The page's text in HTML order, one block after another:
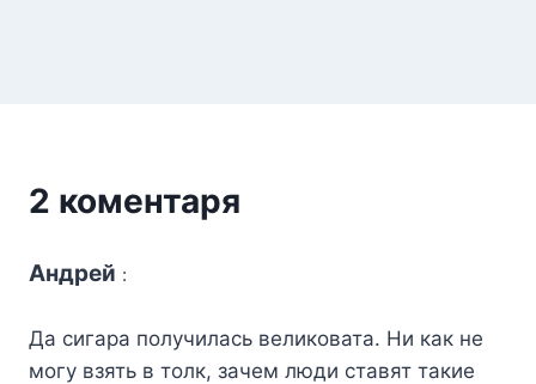
2 коментаря
Андрей :
Да сигара получилась великовата. Ни как не
могу взять в толк, зачем люди ставят такие